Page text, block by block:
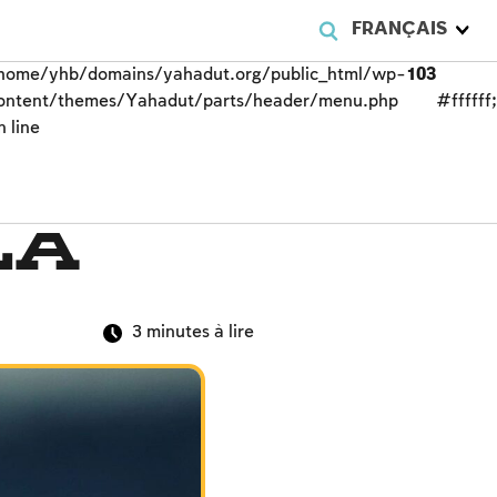
FRANÇAIS
yhb/domains/yahadut.org/public_html/wp-
themes/Yahadut/parts/header/menu.php
line
103
FRANÇAIS
yhb/domains/yahadut.org/public_html/wp-
themes/Yahadut/parts/header/menu.php
line
103
3 minutes à lire
FRANÇAIS
yhb/domains/yahadut.org/public_html/wp-
themes/Yahadut/parts/header/menu.php
line
103